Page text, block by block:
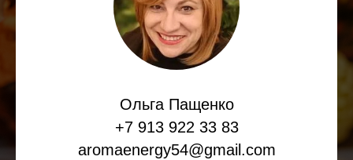
Ольга Пащенко
+7 913 922 33 83
aromaenergy54@gmail.com